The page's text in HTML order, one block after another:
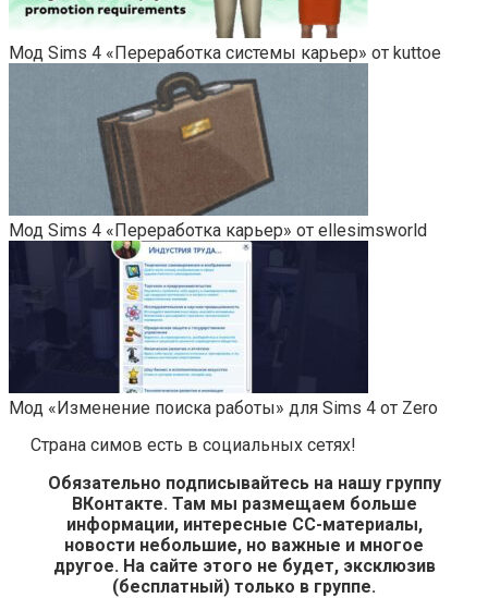
Мод Sims 4 «Переработка системы карьер» от kuttoe
Мод Sims 4 «Переработка карьер» от ellesimsworld
Мод «Изменение поиска работы» для Sims 4 от Zero
Страна симов есть в социальных сетях!
Обязательно подписывайтесь на нашу группу
ВКонтакте. Там мы размещаем больше
информации, интересные СС-материалы,
новости небольшие, но важные и многое
другое. На сайте этого не будет, эксклюзив
(бесплатный) только в группе.